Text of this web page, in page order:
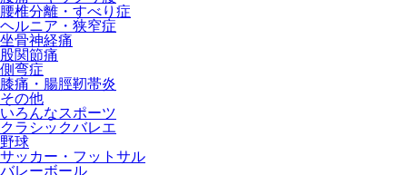
腰椎分離・すべり症
ヘルニア・狭窄症
坐骨神経痛
股関節痛
側弯症
膝痛・腸脛靭帯炎
その他
いろんなスポーツ
クラシックバレエ
野球
サッカー・フットサル
バレーボール